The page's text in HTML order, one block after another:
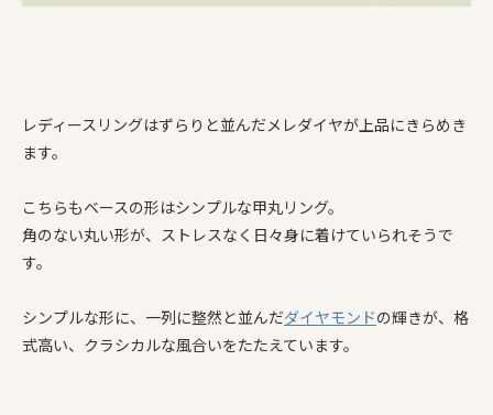
レディースリングはずらりと並んだメレダイヤが上品にきらめき
ます。
こちらもベースの形はシンプルな甲丸リング。
角のない丸い形が、ストレスなく日々身に着けていられそうで
す。
シンプルな形に、一列に整然と並んだダイヤモンドの輝きが、格
式高い、クラシカルな風合いをたたえています。